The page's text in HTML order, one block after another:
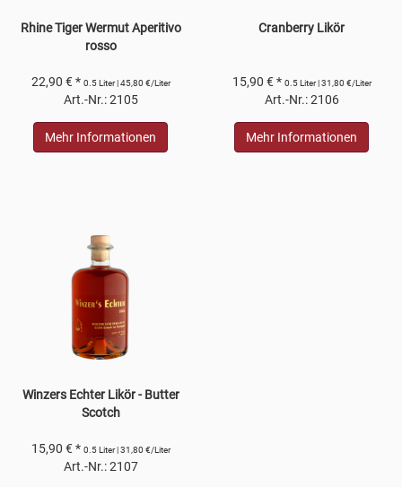
Rhine Tiger Wermut Aperitivo
rosso
22,90 € * 0.5 Liter | 45,80 €/Liter
Art.-Nr.: 2105
Mehr Informationen
Cranberry Likör
15,90 € * 0.5 Liter | 31,80 €/Liter
Art.-Nr.: 2106
Mehr Informationen
Winzers Echter Likör - Butter
Scotch
15,90 € * 0.5 Liter | 31,80 €/Liter
Art.-Nr.: 2107